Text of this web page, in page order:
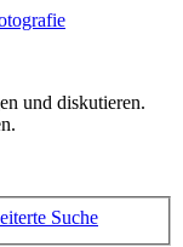
und diskutieren.
Suche